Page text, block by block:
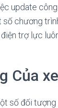
update
chương
trợ lực
Của
số đối